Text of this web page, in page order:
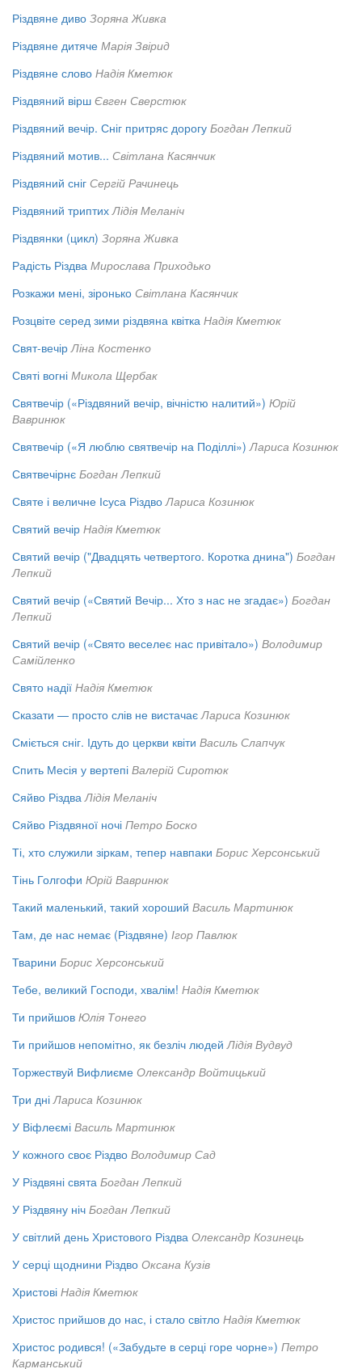
Різдвяне диво Зоряна Живка
Різдвяне дитяче Марія Звірид
Різдвяне слово Надія Кметюк
Різдвяний вірш Євген Сверстюк
Різдвяний вечір. Сніг притряс дорогу Богдан Лепкий
Різдвяний мотив... Світлана Касянчик
Різдвяний сніг Сергій Рачинець
Різдвяний триптих Лідія Меланіч
Різдвянки (цикл) Зоряна Живка
Радість Різдва Мирослава Приходько
Розкажи мені, зіронько Світлана Касянчик
Розцвіте серед зими різдвяна квітка Надія Кметюк
Свят-вечір Ліна Костенко
Святі вогні Микола Щербак
Святвечір («Різдвяний вечір, вічністю налитий») Юрій
Вавринюк
Святвечір («Я люблю святвечір на Поділлі») Лариса Козинюк
Святвечірнє Богдан Лепкий
Святе і величне Ісуса Різдво Лариса Козинюк
Святий вечір Надія Кметюк
Святий вечір ("Двадцять четвертого. Коротка днина") Богдан
Лепкий
Святий вечір («Святий Вечір... Хто з нас не згадає») Богдан
Лепкий
Святий вечір («Свято веселеє нас привітало») Володимир
Самійленко
Свято надії Надія Кметюк
Сказати — просто слів не вистачає Лариса Козинюк
Сміється сніг. Ідуть до церкви квіти Василь Слапчук
Спить Месія у вертепі Валерій Сиротюк
Сяйво Різдва Лідія Меланіч
Сяйво Різдвяної ночі Петро Боско
Ті, хто служили зіркам, тепер навпаки Борис Херсонський
Тінь Голгофи Юрій Вавринюк
Такий маленький, такий хороший Василь Мартинюк
Там, де нас немає (Різдвяне) Ігор Павлюк
Тварини Борис Херсонський
Тебе, великий Господи, хвалім! Надія Кметюк
Ти прийшов Юлія Тонего
Ти прийшов непомітно, як безліч людей Лідія Вудвуд
Торжествуй Вифлиєме Олександр Войтицький
Три дні Лариса Козинюк
У Віфлеємі Василь Мартинюк
У кожного своє Різдво Володимир Сад
У Різдвяні свята Богдан Лепкий
У Різдвяну ніч Богдан Лепкий
У світлий день Христового Різдва Олександр Козинець
У серці щоднини Різдво Оксана Кузів
Христові Надія Кметюк
Христос прийшов до нас, і стало світло Надія Кметюк
Христос родився! («Забудьте в серці горе чорне») Петро
Карманський